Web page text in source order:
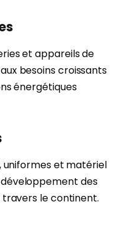
et appareils de
besoins croissants
énergétiques
uniformes et matériel
des
le continent.